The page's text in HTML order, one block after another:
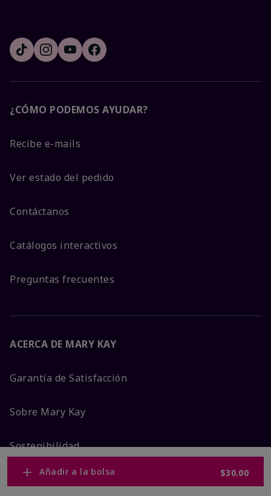
Añadir a la bolsa $30.00
¿CÓMO PODEMOS AYUDAR?
Recibe e-mails
Ver estado del pedido
Contáctanos
Catálogos interactivos
Preguntas frecuentes
ACERCA DE MARY KAY
Garantía de Satisfacción
Sobre Mary Kay
Sostenibilidad
Promesa De Producto